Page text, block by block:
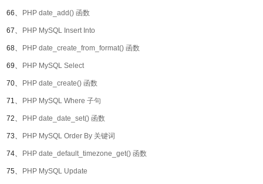
66、 PHP date_add() 函数
67、 PHP MySQL Insert Into
68、 PHP date_create_from_format() 函数
69、 PHP MySQL Select
70、 PHP date_create() 函数
71、 PHP MySQL Where 子句
72、 PHP date_date_set() 函数
73、 PHP MySQL Order By 关键词
74、 PHP date_default_timezone_get() 函数
75、 PHP MySQL Update